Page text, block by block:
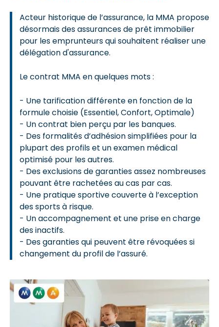
Acteur historique de l’assurance, la MMA propose
désormais des assurances de prêt immobilier
pour les emprunteurs qui souhaitent réaliser une
délégation d'assurance.
Le contrat MMA en quelques mots :
- Une tarification différente en fonction de la
formule choisie (Essentiel, Confort, Optimale)
- Un contrat bien perçu par les banques.
- Des formalités d’adhésion simplifiées pour la
plupart des profils et un examen médical
optimisé pour les autres.
- Des exclusions de garanties assez nombreuses
pouvant être rachetées au cas par cas.
- Une pratique sportive couverte à l’exception
des sports à risque.
- Un accompagnement et une prise en charge
des inactifs.
- Des garanties qui peuvent être révoquées si
changement du profil de l’assuré.